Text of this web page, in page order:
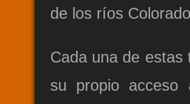
de los ríos
Cada una de estas
su propio